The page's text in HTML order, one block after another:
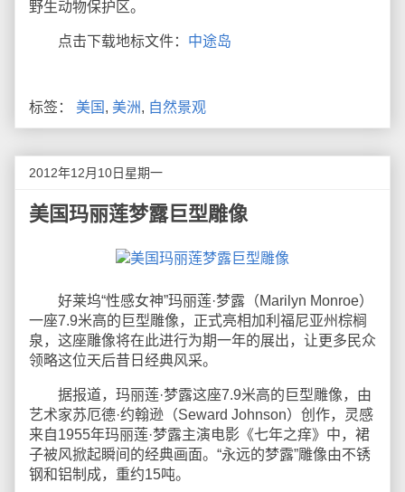
野生动物保护区。
点击下载地标文件： 中途岛
标签： 美国 , 美洲, 自然景观
2012年12月10日星期一
美国玛丽莲梦露巨型雕像
好莱坞“性感女神”玛丽莲·梦露（Marilyn Monroe）
一座7.9米高的巨型雕像，正式亮相加利福尼亚州棕榈
泉，这座雕像将在此进行为期一年的展出，让更多民众
领略这位天后昔日经典风采。
据报道，玛丽莲·梦露这座7.9米高的巨型雕像，由
艺术家苏厄德·约翰逊（Seward Johnson）创作，灵感
来自1955年玛丽莲·梦露主演电影《七年之痒》中，裙
子被风掀起瞬间的经典画面。“永远的梦露”雕像由不锈
钢和铝制成，重约15吨。